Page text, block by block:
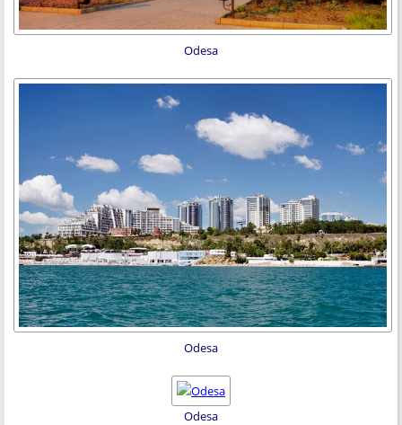
Odesa
Odesa
Odesa